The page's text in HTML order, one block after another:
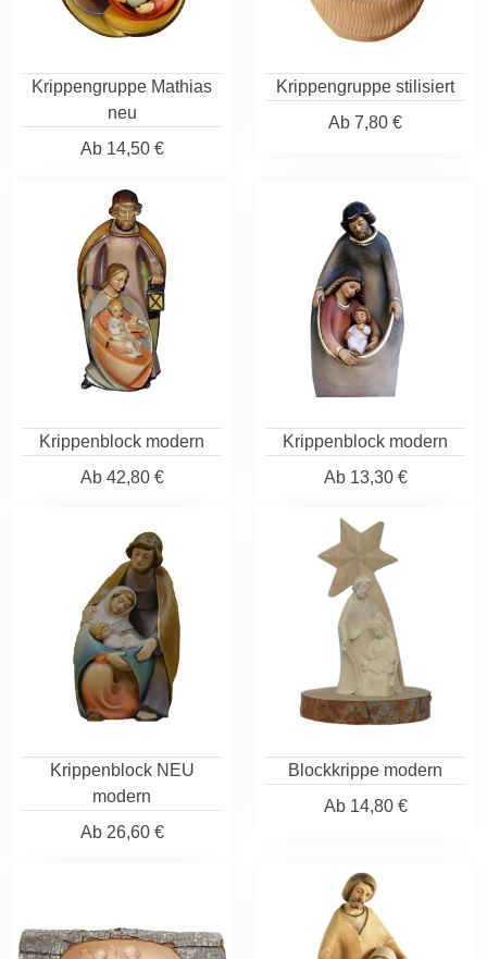
Krippengruppe Mathias
neu
Ab14,50 €
Krippengruppe stilisiert
Ab 7,80 €
Krippenblock modern
Ab42,80 €
Krippenblock modern
Ab13,30 €
Krippenblock NEU
modern
Ab26,60 €
Blockkrippe modern
Ab14,80 €